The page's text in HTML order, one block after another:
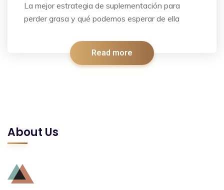
La mejor estrategia de suplementación para
perder grasa y qué podemos esperar de ella
Read more
About Us